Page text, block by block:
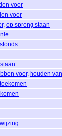
voor
voor
, op sprong staan
voor, houden van
toekomen